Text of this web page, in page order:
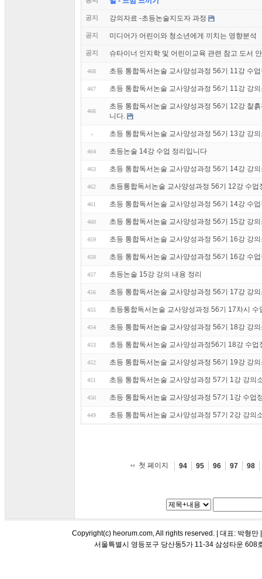
공지 강의자료 -초등논술지도자 과정
공지 미디어가 어린이와 청소년에게 끼치는 영향분석
공지 슈타이너 인지학 및 어린이교육 관련 참고 도서
468 초등 통합독서논술 교사양성과정 56기 11강 수
467 초등 통합독서논술 교사양성과정 56기 11강 강
466
초등 통합독서논술 교사양성과정 56기 12강 찰
니다.
초등 통합독서논술 교사양성과정 56기 13강 강
464 초등논술 14강 수업 정리입니다
463 초등 통합독서논술 교사양성과정 56기 14강 강
462 초등통합독서논술 교사양성과정 56기 12강 수업
461 초등 통합독서논술 교사양성과정 56기 14강 수
460 초등 통합독서논술 교사양성과정 56기 15강 강
459 초등 통합독서논술 교사양성과정 56기 16강 강
458 초등 통합독서논술 교사양성과정 56기 16강 수
457 초등논술 15강 강의 내용 정리
456 초등 통합독서논술 교사양성과정 56기 17강 강
455 초등통합독서논술 교사양성과정 56기 17차시 수
454 초등 통합독서논술 교사양성과정 56기 18강 강
453 초등 통합독서논술 교사양성과정56기 18강 수업
452 초등 통합독서논술 교사양성과정 56기 19강 강
451 초등 통합독서논술 교사양성과정 57기 1강 강의
450 초등 통합독서논술 교사양성과정 57기 1강 수업
449 초등 통합독서논술 교사양성과정 57기 2강 강의
첫 페이지 94 95 96 97 98
Copyright(c) heorum.com, All rights reserved. | 대표: 박형
서울특별시 영등포구 당산동5가 11-34 삼성타운